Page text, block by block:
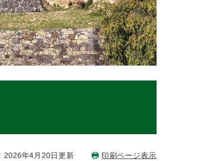
2026年4月20日更新 印刷ページ表示